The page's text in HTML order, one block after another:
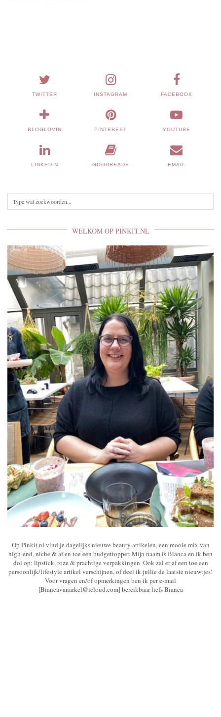
TWITTER INSTAGRAM FACEBOOK
BLOGLOVIN PINTEREST YOUTUBE
LINKEDIN GOODREADS EMAIL
WELKOM OP PINKIT.NL
Op Pinkit.nl vind je dagelijks nieuwe beauty artikelen, een mooie mix van
high-end, niche & af en toe een budgettopper. Mijn naam is Bianca en ik ben
dol op: lipstick, roze & prachtige verpakkingen. Ook zal er af een toe een
persoonlijk/lifestyle artikel verschijnen, of deel ik jullie de laatste nieuwtjes!
Voor vragen en/of opmerkingen ben ik per e-mail
[Biancavanarkel@icloud.com] bereikbaar liefs Bianca